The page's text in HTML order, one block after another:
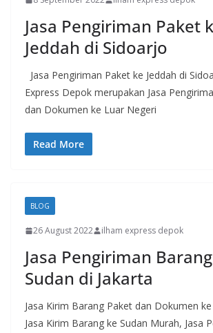
Jasa Pengiriman Paket
Jeddah di Sidoarjo
Jasa Pengiriman Paket ke Jeddah di
Express Depok merupakan Jasa
dan Dokumen ke Luar Negeri
Read More
BLOG
26 August 2022 ilham express depok
Jasa Pengiriman
Sudan di Jakarta
Jasa Kirim Barang Paket dan Dokumen
Jasa Kirim Barang ke Sudan Murah, Jasa